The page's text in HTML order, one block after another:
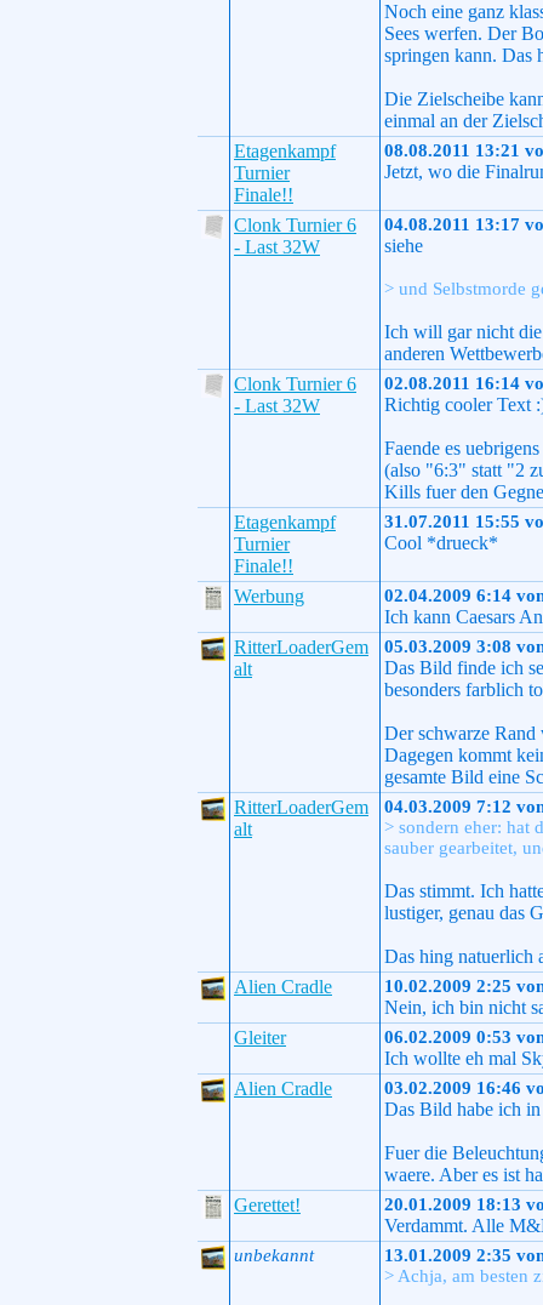
Noch eine ganz
Sees werfen. Der
springen kann. Das
Die Zielscheibe
einmal an der
Etagenkampf
Turnier
Finale!!
08.08.2011 13:21
Jetzt, wo die
Clonk Turnier 6
- Last 32W
04.08.2011 13:17
siehe
> und Selbstmorde
Ich will gar nicht die
anderen
Clonk Turnier 6
- Last 32W
02.08.2011 16:14
Richtig cooler Text
Faende es
(also "6:3" statt "2
Kills fuer den
Etagenkampf
Turnier
Finale!!
31.07.2011 15:55
Cool *drueck*
Werbung 02.04.2009 6:14
Ich kann Caesars
RitterLoaderGem
alt
05.03.2009 3:08
Das Bild finde ich
besonders farblich
Der schwarze Rand
Dagegen kommt
gesamte Bild eine
RitterLoaderGem
alt
04.03.2009 7:12
> sondern eher: hat
sauber gearbeitet,
Das stimmt. Ich
lustiger, genau das
Das hing natuerlich
Alien Cradle
10.02.2009 2:25
Nein, ich bin nicht
Gleiter
06.02.2009 0:53
Ich wollte eh mal
Alien Cradle
03.02.2009 16:46
Das Bild habe ich
Fuer die
waere. Aber es ist
Gerettet!
20.01.2009 18:13
Verdammt. Alle
unbekannt
13.01.2009 2:35
> Achja, am besten